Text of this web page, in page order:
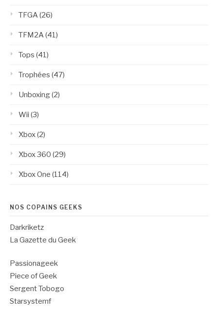
TFGA(26)
TFM2A(41)
Tops (41)
Trophées (47)
Unboxing(2)
Wii (3)
Xbox(2)
Xbox 360 (29)
Xbox One (114)
NOS COPAINS GEEKS
Darkriketz
La Gazette du Geek
Passionageek
Piece of Geek
Sergent Tobogo
Starsystemf